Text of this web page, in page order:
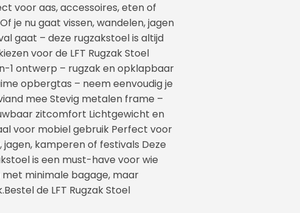
voor aas, accessoires, eten of
je nu gaat vissen, wandelen, jagen
gaat – deze rugzakstoel is altijd
voor de LFT Rugzak Stoel
1 ontwerp – rugzak en opklapbaar
opbergtas – neem eenvoudig je
mee Stevig metalen frame –
zitcomfort Lichtgewicht en
voor mobiel gebruik Perfect voor
jagen, kamperen of festivals Deze
is een must-have voor wie
met minimale bagage, maar
de LFT Rugzak Stoel